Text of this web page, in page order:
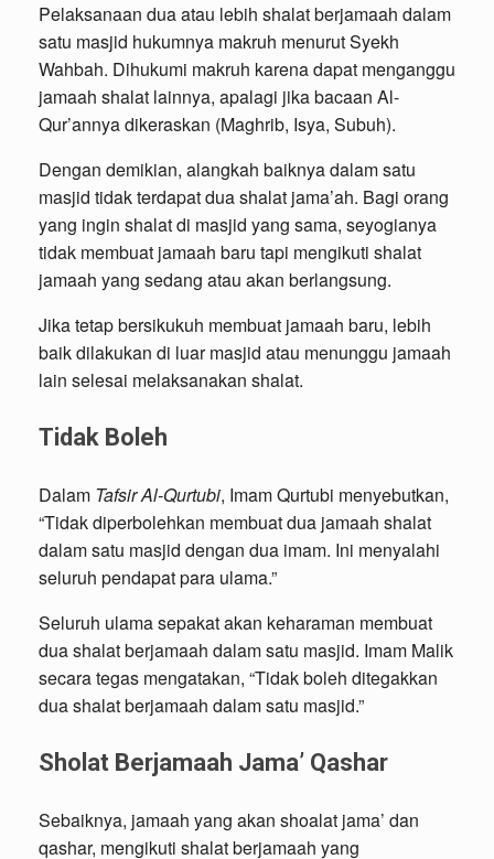
Pelaksanaan dua atau lebih shalat berjamaah dalam
satu masjid hukumnya makruh menurut Syekh
Wahbah. Dihukumi makruh karena dapat menganggu
jamaah shalat lainnya, apalagi jika bacaan Al-
Qur’annya dikeraskan (Maghrib, Isya, Subuh).
Dengan demikian, alangkah baiknya dalam satu
masjid tidak terdapat dua shalat jama’ah. Bagi orang
yang ingin shalat di masjid yang sama, seyogianya
tidak membuat jamaah baru tapi mengikuti shalat
jamaah yang sedang atau akan berlangsung.
Jika tetap bersikukuh membuat jamaah baru, lebih
baik dilakukan di luar masjid atau menunggu jamaah
lain selesai melaksanakan shalat.
Tidak Boleh
Dalam Tafsir Al-Qurtubi, Imam Qurtubi menyebutkan,
“Tidak diperbolehkan membuat dua jamaah shalat
dalam satu masjid dengan dua imam. Ini menyalahi
seluruh pendapat para ulama.”
Seluruh ulama sepakat akan keharaman membuat
dua shalat berjamaah dalam satu masjid. Imam Malik
secara tegas mengatakan, “Tidak boleh ditegakkan
dua shalat berjamaah dalam satu masjid.”
Sholat Berjamaah Jama’ Qashar
Sebaiknya, jamaah yang akan shoalat jama’ dan
qashar, mengikuti shalat berjamaah yang